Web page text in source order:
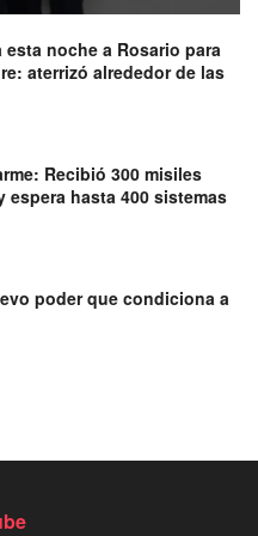
noche a Rosario para
aterrizó alrededor de las
Recibió 300 misiles
espera hasta 400 sistemas
poder que condiciona a